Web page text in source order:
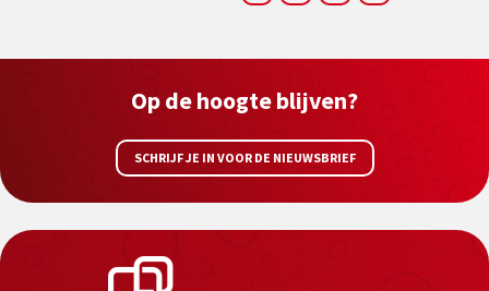
Op de hoogte blijven?
SCHRIJF JE IN VOOR DE NIEUWSBRIEF